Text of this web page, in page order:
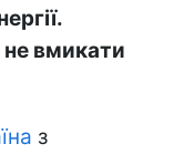
не вмикати
з